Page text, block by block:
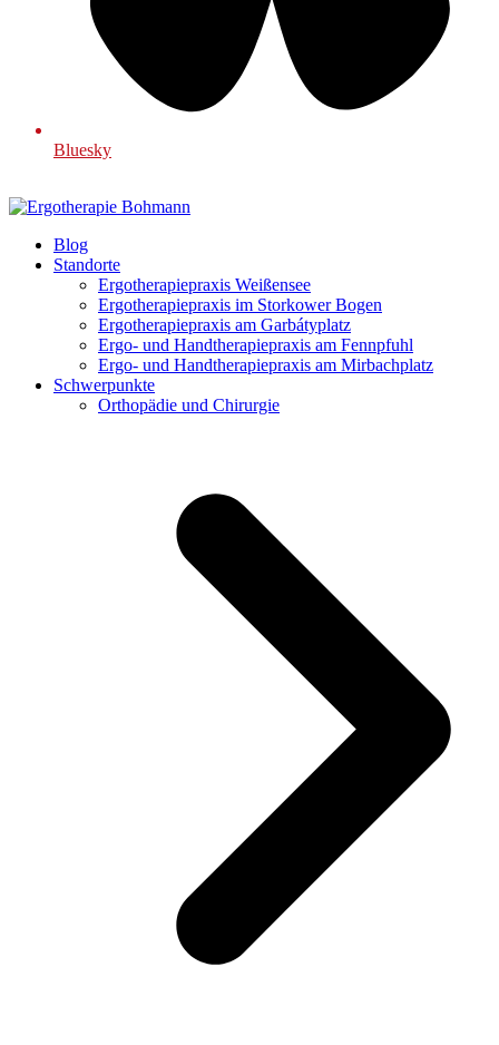
Bluesky
Blog
Standorte
Ergotherapiepraxis Weißensee
Ergotherapiepraxis im Storkower Bogen
Ergotherapiepraxis am Garbátyplatz
Ergo- und Handtherapiepraxis am Fennpfuhl
Ergo- und Handtherapiepraxis am Mirbachplatz
Schwerpunkte
Orthopädie und Chirurgie